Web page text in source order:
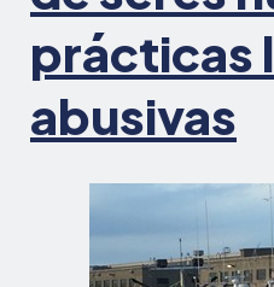
prácticas
abusivas